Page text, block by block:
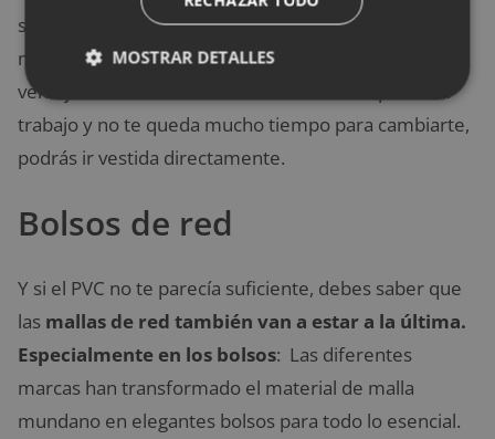
se refleje en una falda o top brillante porque no hay
mejor manera de destacar. Además, son todo
ventajas: si tienes una fiesta o una cita después del
trabajo y no te queda mucho tiempo para cambiarte,
podrás ir vestida directamente.
Bolsos de red
Y si el PVC no te parecía suficiente, debes saber que
las mallas de red también van a estar a la última.
Especialmente en los bolsos: Las diferentes
marcas han transformado el material de malla
mundano en elegantes bolsos para todo lo esencial.
MOSTRAR DETALLES